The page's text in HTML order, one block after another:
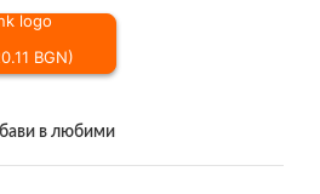
BGN)
в любими